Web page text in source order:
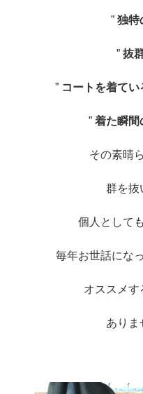
” 独特
” 抜
” コートを着て
” 着た瞬間
その素晴
群を抜
個人として
毎年お世話にな
オススメす
ありま